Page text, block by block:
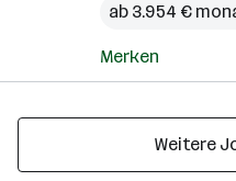
ab 3.954 €
Merken
Weitere